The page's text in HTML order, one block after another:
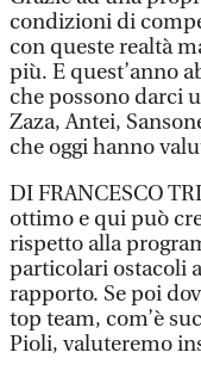
condizioni di
con queste realtà
più. E quest’anno
che possono darci
Zaza, Antei,
che oggi hanno
DI FRANCESCO
ottimo e qui può
rispetto alla
particolari ostacoli
rapporto. Se poi
top team, com’è
Pioli, valuteremo